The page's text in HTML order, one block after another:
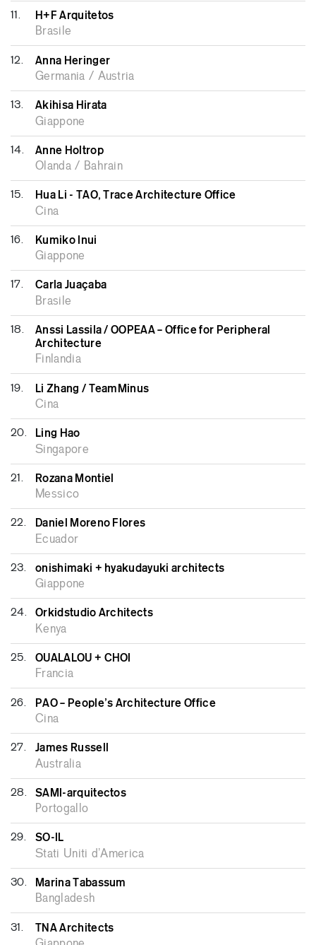
11. H+F Arquitetos
Brasile
12. Anna Heringer
Germania / Austria
13. Akihisa Hirata
Giappone
14. Anne Holtrop
Olanda / Bahrain
15. Hua Li - TAO, Trace Architecture Office
Cina
16. Kumiko Inui
Giappone
17. Carla Juaçaba
Brasile
18.
Anssi Lassila / OOPEAA – Office for Peripheral
Architecture
Finlandia
19. Li Zhang / TeamMinus
Cina
20. Ling Hao
Singapore
21. Rozana Montiel
Messico
22. Daniel Moreno Flores
Ecuador
23. onishimaki + hyakudayuki architects
Giappone
24. Orkidstudio Architects
Kenya
25. OUALALOU + CHOI
Francia
26. PAO – People’s Architecture Office
Cina
27. James Russell
Australia
28. SAMI-arquitectos
Portogallo
29. SO-IL
Stati Uniti d’America
30. Marina Tabassum
Bangladesh
31. TNA Architects